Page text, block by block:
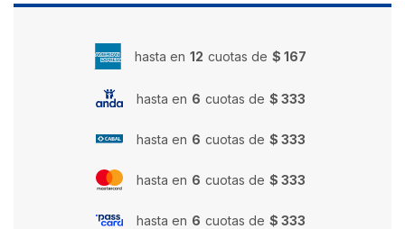
hasta en 12 cuotas de $ 167
hasta en 6 cuotas de $ 333
hasta en 6 cuotas de $ 333
hasta en 6 cuotas de $ 333
hasta en 6 cuotas de $ 333